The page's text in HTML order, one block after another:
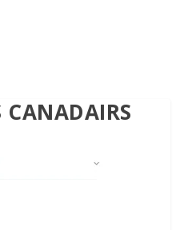
CANADAIRS